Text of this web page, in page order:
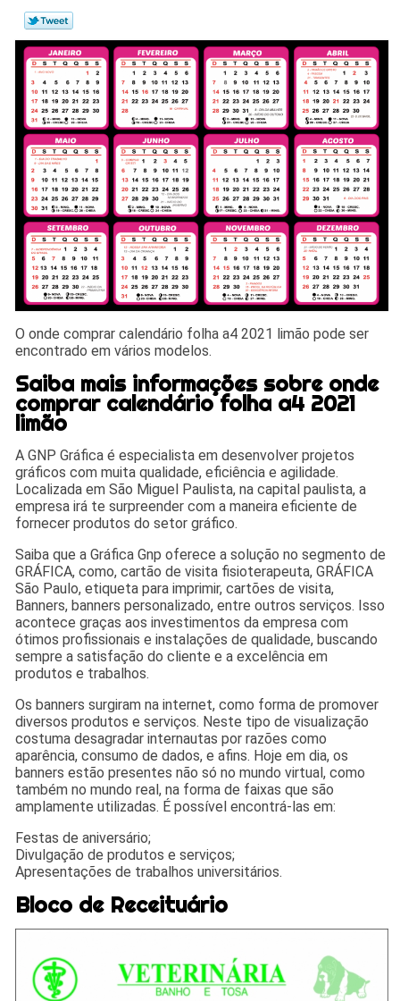
O onde comprar calendário folha a4 2021 limão pode ser
encontrado em vários modelos.
Saiba mais informações sobre onde
comprar calendário folha a4 2021
limão
A GNP Gráfica é especialista em desenvolver projetos
gráficos com muita qualidade, eficiência e agilidade.
Localizada em São Miguel Paulista, na capital paulista, a
empresa irá te surpreender com a maneira eficiente de
fornecer produtos do setor gráfico.
Saiba que a Gráfica Gnp oferece a solução no segmento de
GRÁFICA, como, cartão de visita fisioterapeuta, GRÁFICA
São Paulo, etiqueta para imprimir, cartões de visita,
Banners, banners personalizado, entre outros serviços. Isso
acontece graças aos investimentos da empresa com
ótimos profissionais e instalações de qualidade, buscando
sempre a satisfação do cliente e a excelência em
produtos e trabalhos.
Os banners surgiram na internet, como forma de promover
diversos produtos e serviços. Neste tipo de visualização
costuma desagradar internautas por razões como
aparência, consumo de dados, e afins. Hoje em dia, os
banners estão presentes não só no mundo virtual, como
também no mundo real, na forma de faixas que são
amplamente utilizadas. É possível encontrá-las em:
Festas de aniversário;
Divulgação de produtos e serviços;
Apresentações de trabalhos universitários.
Bloco de Receituário